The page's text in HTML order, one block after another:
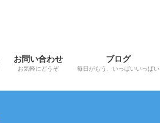
お問い合わせ
お気軽にどうぞ
ブログ
毎日がもう、いっぱいいっぱい